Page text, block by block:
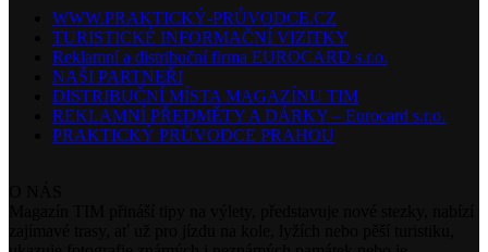
WWW.PRAKTICKÝ-PRŮVODCE.CZ
TURISTICKÉ INFORMAČNÍ VIZITKY
Reklamní a distribuční firma EUROCARD s.r.o.
NAŠI PARTNEŘI
DISTRIBUČNÍ MÍSTA MAGAZÍNU TIM
REKLAMNÍ PŘEDMĚTY A DÁRKY – Eurocard s.r.o.
PRAKTICKÝ PRŮVODCE PRAHOU